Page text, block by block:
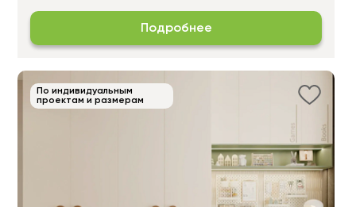
Подробнее
По индивидуальным
проектам и размерам